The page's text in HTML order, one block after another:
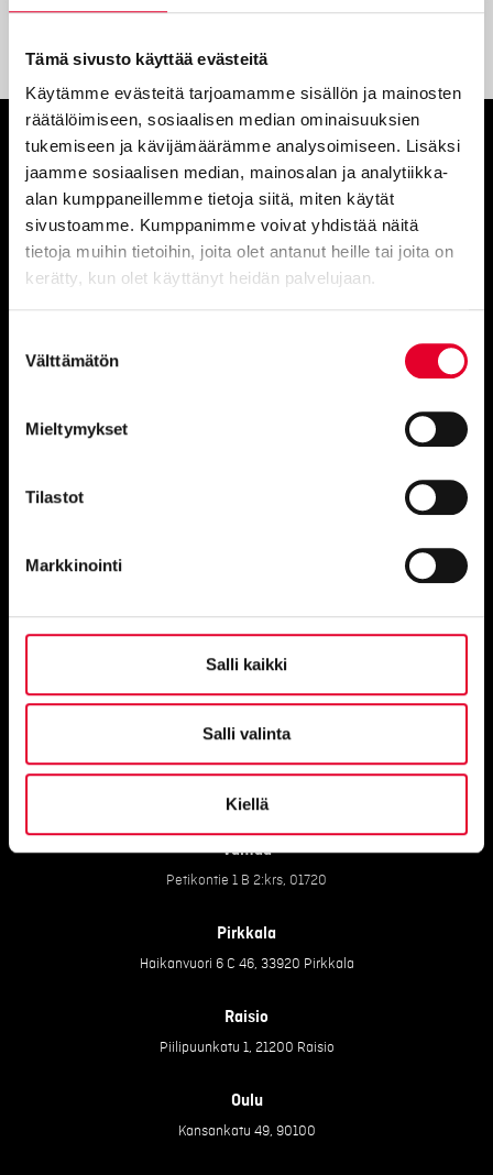
Tämä sivusto käyttää evästeitä
Käytämme evästeitä tarjoamamme sisällön ja mainosten
räätälöimiseen, sosiaalisen median ominaisuuksien
tukemiseen ja kävijämäärämme analysoimiseen. Lisäksi
jaamme sosiaalisen median, mainosalan ja analytiikka-
alan kumppaneillemme tietoja siitä, miten käytät
sivustoamme. Kumppanimme voivat yhdistää näitä
tietoja muihin tietoihin, joita olet antanut heille tai joita on
kerätty, kun olet käyttänyt heidän palvelujaan.
valinta
Välttämätön
Mieltymykset
Tilastot
Markkinointi
Salli kaikki
Salli valinta
Kiellä
Ota yhteyttä
myynti@kaski.fi|050 4150 450
Huom. Näihin numeroihin emme voi vastaanottaa tekstiviestejä.
Toimistot
Vantaa
Petikontie 1 B 2:krs, 01720
Pirkkala
Haikanvuori 6 C 46, 33920 Pirkkala
Raisio
Piilipuunkatu 1, 21200 Raisio
Oulu
Kansankatu 49, 90100